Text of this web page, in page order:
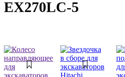
EX270LC-5